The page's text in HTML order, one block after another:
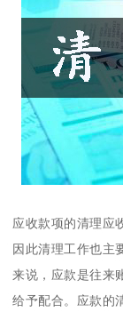
应收款项的清理应
因此清理工作也主
来说，应款是往来
给予配合。应款的